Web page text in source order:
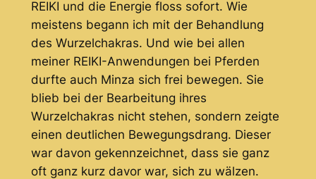
REIKI und die Energie floss sofort. Wie
meistens begann ich mit der Behandlung
des Wurzelchakras. Und wie bei allen
meiner REIKI-Anwendungen bei Pferden
durfte auch Minza sich frei bewegen. Sie
blieb bei der Bearbeitung ihres
Wurzelchakras nicht stehen, sondern zeigte
einen deutlichen Bewegungsdrang. Dieser
war davon gekennzeichnet, dass sie ganz
oft ganz kurz davor war, sich zu wälzen.